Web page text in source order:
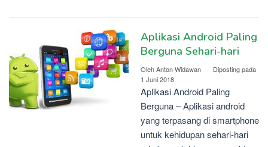
Aplikasi Android Paling
Berguna Sehari-hari
OlehAnton Widawan
Diposting pada
1 Juni 2018
Aplikasi Android Paling
Berguna – Aplikasi android
yang terpasang di smartphone
untuk kehidupan sehari-hari